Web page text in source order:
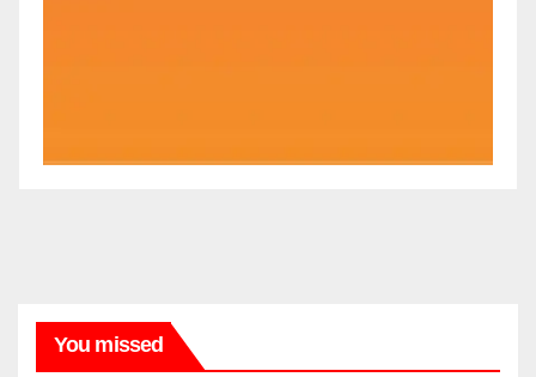
You missed